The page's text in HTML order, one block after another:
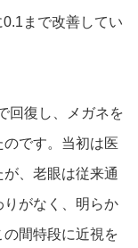
まで改善してい
回復し、メガネを
です。当初は医
、老眼は従来通
りがなく、明らか
間特段に近視を